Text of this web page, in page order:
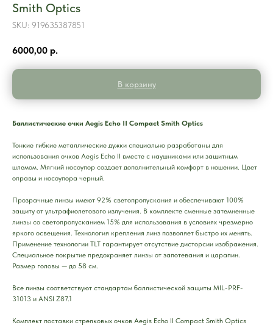
Smith Optics
SKU: 919635387851
6000,00 р.
В корзину
Баллистические очки Aegis Echo II Compact Smith Optics
Тонкие гибкие металлические дужки специально разработаны для
использования очков Aegis Echo II вместе с наушниками или защитным
шлемом. Мягкий носоупор создает дополнительный комфорт в ношении. Цвет
оправы и носоупора черный.
Прозрачные линзы имеют 92% светопропускания и обеспечивают 100%
защиту от ультрафиолетового излучения. В комплекте сменные затемненные
линзы со светопропусканием 15% для использования в условиях чрезмерно
яркого освещения. Технология крепления линз позволяет быстро их менять.
Применение технологии TLT гарантирует отсутствие дисторсии изображения.
Специальное покрытие предохраняет линзы от запотевания и царапин.
Размер головы — до 58 см.
Все линзы соответствуют стандартам баллистической защиты MIL-PRF-
31013 и ANSI Z87.1
Комплект поставки стрелковых очков Aegis Echo II Compact Smith Optics